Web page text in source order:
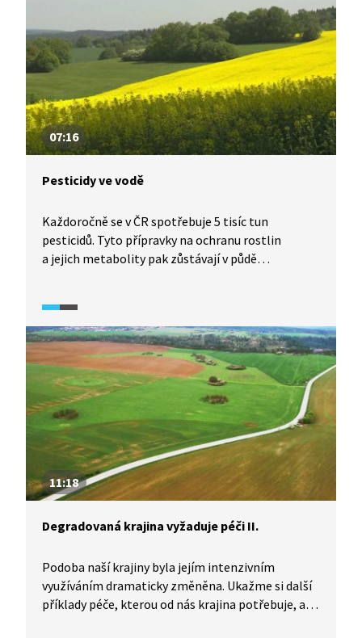
07:16
Pesticidy ve vodě
Každoročně se v ČR spotřebuje 5 tisíc tun
pesticidů. Tyto přípravky na ochranu rostlin
a jejich metabolity pak zůstávají v půdě
pitnou vodou mj. Prahu je intenzivně zemědělsky
obhospodařované, a tudíž vystavené všem
negativním vlivům chemizace zemědělské výroby.
Změna může paradoxně vzejít od spotřebitelů,
kteří by poptávkou po biopotravinách otevřeli
prostor pro ekologické zemědělství na orné půdě.
11:18
Degradovaná krajina vyžaduje péči II.
Podoba naší krajiny byla jejím intenzivním
využíváním dramaticky změněna. Ukažme si další
příklady péče, kterou od nás krajina potřebuje, aby